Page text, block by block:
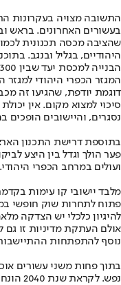
התשובה מצויה בעקרונות
שהציבה מכסה תכנונית
היהודיים, בגליל ובנגב.
המגזר הכפרי היהודי למגזר
דוגמת יודפת, שהגיעו זה
סיכוי למצוא מקום. אין
נסגרים, והיישובים הופכים
בתוספת דרישת התכנון
פער הולך וגדל בין היצע
ועולים במרחב הכפרי היהודי.
מלבד יישובי קו עימות
פתוח לתחרות שוק חופשי
להיגיון כלכלי יש הצדקה
אולם העתקת מדיניות זו גם
נוסף להתפתחות